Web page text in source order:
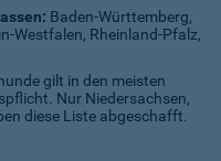
Baden-Württemberg,
Westfalen, Rheinland-Pfalz,
gilt in den meisten
Nur Niedersachsen,
diese Liste abgeschafft.